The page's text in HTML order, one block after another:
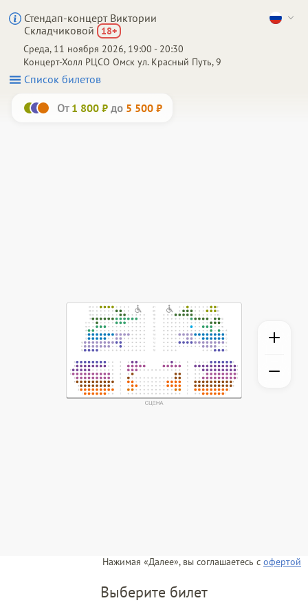
Стендап-концерт Виктории
Складчиковой
18+
Среда, 11 ноября 2026, 19:00 - 20:30
Концерт-Холл РЦСО Омск ул. Красный Путь, 9
Список билетов
От 1 800 ₽ до 5 500 ₽
Нажимая «Далее», вы соглашаетесь с офертой
Выберите билет